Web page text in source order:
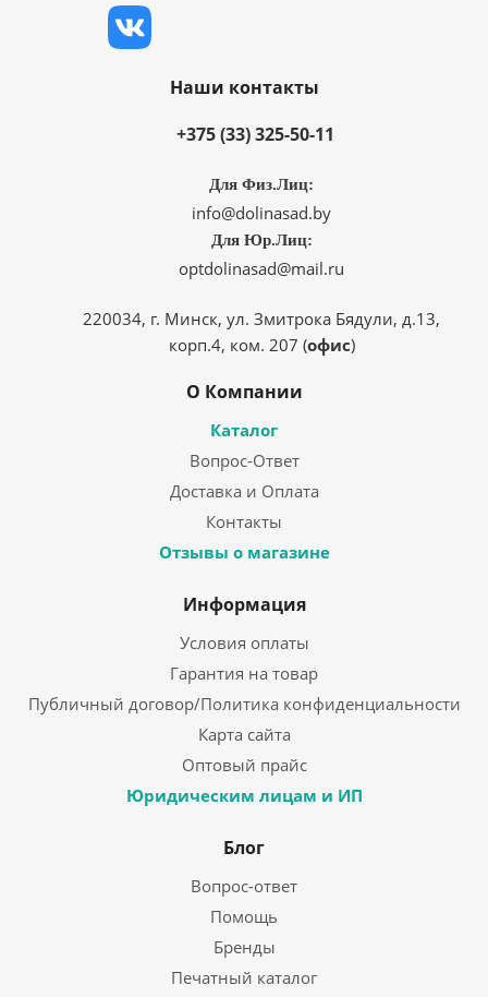
Наши контакты
+375 (33) 325-50-11
Для Физ.Лиц:
info@dolinasad.by
Для Юр.Лиц:
optdolinasad@mail.ru
220034, г. Минск, ул. Змитрока Бядули, д.13,
корп.4, ком. 207 (офис)
О Компании
Каталог
Вопрос-Ответ
Доставка и Оплата
Контакты
Отзывы о магазине
Информация
Условия оплаты
Гарантия на товар
Публичный договор/Политика конфиденциальности
Карта сайта
Оптовый прайс
Юридическим лицам и ИП
Блог
Вопрос-ответ
Помощь
Бренды
Печатный каталог